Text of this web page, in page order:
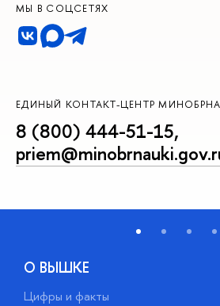
МЫ В СОЦСЕТЯХ
ЕДИНЫЙ КОНТАКТ-ЦЕНТР
8 (800) 444-51-15,
О ВЫШКЕ
Цифры и факты